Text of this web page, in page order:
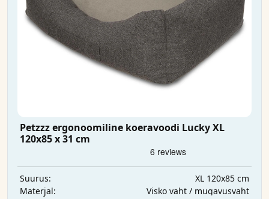
Petzzz ergonoomiline koeravoodi Lucky XL
120x85 x 31 cm
Suurus:
XL 120x85 cm
Materjal:
Visko vaht / mugavusvaht